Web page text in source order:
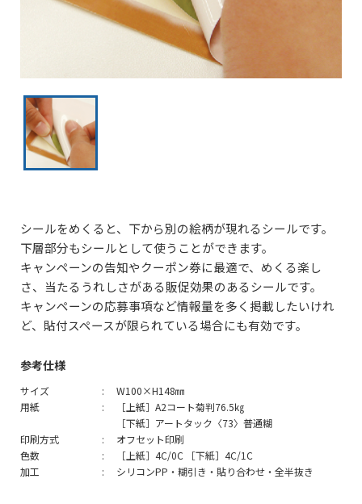
シールをめくると、下から別の絵柄が現れるシールです。
下層部分もシールとして使うことができます。
キャンペーンの告知やクーポン券に最適で、めくる楽し
さ、当たるうれしさがある販促効果のあるシールです。
キャンペーンの応募事項など情報量を多く掲載したいけれ
ど、 貼付スペースが限られている場合にも有効です。
参考仕様
サイズ
W100×H148㎜
用紙
［上紙］A2コート菊判76.5㎏
［下紙］アートタック〈73〉普通糊
印刷方式
オフセット印刷
色数
［上紙］4C/0C ［下紙］4C/1C
加工
シリコンPP・糊引き・貼り合わせ・全半抜き